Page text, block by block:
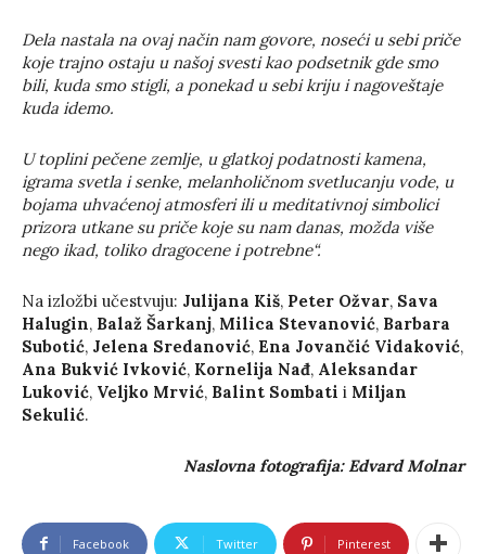
Dela nastala na ovaj način nam govore, noseći u sebi priče
koje trajno ostaju u našoj svesti kao podsetnik gde smo
bili, kuda smo stigli, a ponekad u sebi kriju i nagoveštaje
kuda idemo.
U toplini pečene zemlje, u glatkoj podatnosti kamena,
igrama svetla i senke, melanholičnom svetlucanju vode, u
bojama uhvaćenoj atmosferi ili u meditativnoj simbolici
prizora utkane su priče koje su nam danas, možda više
nego ikad, toliko dragocene i potrebne“.
Na izložbi učestvuju: Julijana Kiš, Peter Ožvar, Sava
Halugin, Balaž Šarkanj, Milica Stevanović, Barbara
Subotić, Jelena Sredanović, Ena Jovančić Vidaković,
Ana Bukvić Ivković, Kornelija Nađ, Aleksandar
Luković, Veljko Mrvić, Balint Sombati i Miljan
Sekulić.
Naslovna fotografija: Edvard Molnar
Facebook Twitter Pinterest